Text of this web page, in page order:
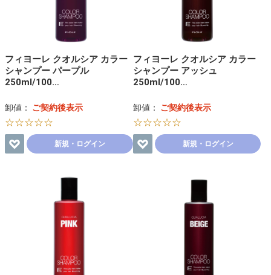
フィヨーレ クオルシア カラー
シャンプー パープル
250ml/100…
卸値： ご契約後表示
☆☆☆☆☆
新規・ログイン
フィヨーレ クオルシア カラー
シャンプー アッシュ
250ml/100…
卸値： ご契約後表示
☆☆☆☆☆
新規・ログイン